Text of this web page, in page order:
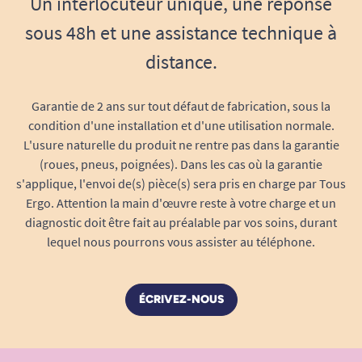
Matériau résistant et durable
Design neutre et discret adapté à tous les
Le maintien de l’hygiène reste simple et rapide,
lavage après lavage, garantissant une sécurité
alimentaire optimale pour tous.
Poids plume et transport facile
Pesant très peu, l’assiette à rebord ventousée se
transporte et se range facilement dans une
armoire, un tiroir ou un sac de transport pour les
accompagne ainsi l’utilisateur partout où il en a
besoin, sans contrainte.
sous 48h et une assistance technique à
distance.
Garantie de 2 ans sur tout défaut de fabrication, sous la
condition d'une installation et d'une utilisation normale.
L'usure naturelle du produit ne rentre pas dans la garantie
(roues, pneus, poignées). Dans les cas où la garantie
s'applique, l'envoi de(s) pièce(s) sera pris en charge par Tous
Ergo. Attention la main d'œuvre reste à votre charge et un
diagnostic doit être fait au préalable par vos soins, durant
lequel nous pourrons vous assister au téléphone.
ÉCRIVEZ-NOUS